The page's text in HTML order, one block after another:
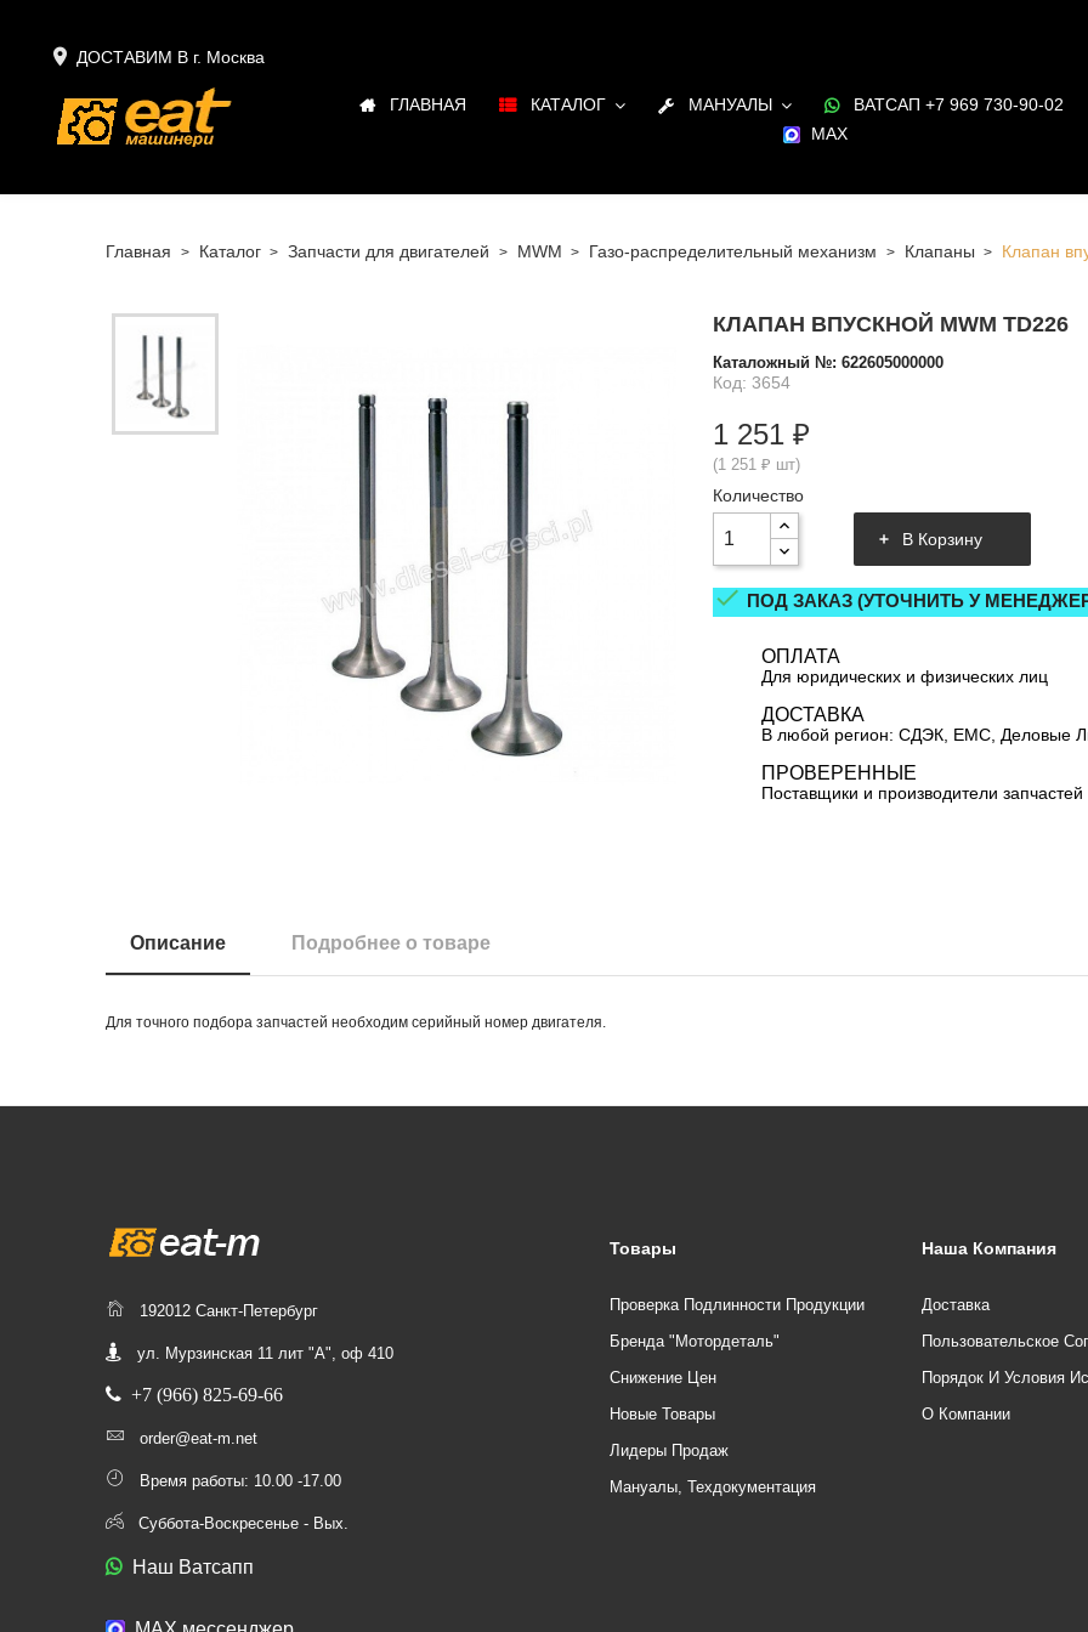
 ДОСТАВИМ В г. Москва
ГЛАВНАЯ КАТАЛОГ МАНУАЛЫ ВАТСАП +7 969 730-90-02
MAX
Главная Каталог Запчасти для двигателей MWM Газо-распределительный механизм Клапаны Клапан
КЛАПАН ВПУСКНОЙ MWM TD226
Каталожный №: 622605000000
Код: 3654
1 251 ₽
(1 251 ₽ шт)
Количество
В Корзину
 ПОД ЗАКАЗ (УТОЧНИТЬ У
ОПЛАТА
Для юридических и физических лиц
ДОСТАВКА
В любой регион: СДЭК, ЕМС, Деловые
ПРОВЕРЕННЫЕ
Поставщики и производители запчастей
Описание Подробнее о товаре
Для точного подбора запчастей необходим серийный номер двигателя.
192012 Санкт-Петербург
ул. Мурзинская 11 лит "А", оф 410
+7 (966) 825-69-66
order@eat-m.net
Время работы: 10.00 -17.00
Суббота-Воскресенье - Вых.
Наш Ватсапп
Товары
Проверка Подлинности Продукции
Бренда "Мотордеталь"
Снижение Цен
Новые Товары
Лидеры Продаж
Мануалы, Техдокументация
Наша Компания
Доставка
Пользовательское
Порядок И Условия
О Компании